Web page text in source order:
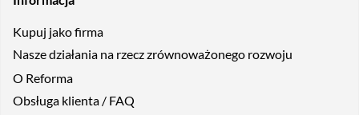
Kupuj jako firma
Nasze działania na rzecz zrównoważonego rozwoju
O Reforma
Obsługa klienta / FAQ